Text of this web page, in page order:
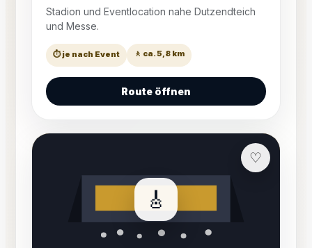
Stadion und Eventlocation nahe Dutzendteich
und Messe.
⏱ je nach Event 🚶 ca. 5,8 km
Route öffnen
🎸
♡